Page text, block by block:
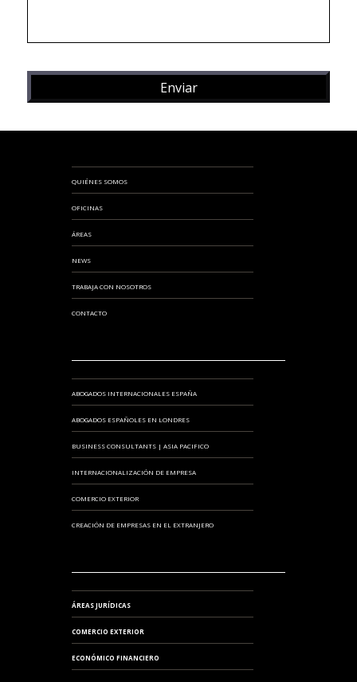
QUIÉNES SOMOS
OFICINAS
ÁREAS
NEWS
TRABAJA CON NOSOTROS
CONTACTO
ABOGADOS INTERNACIONALES ESPAÑA
ABOGADOS ESPAÑOLES EN LONDRES
BUSINESS CONSULTANTS | ASIA PACIFICO
INTERNACIONALIZACIÓN DE EMPRESA
COMERCIO EXTERIOR
CREACIÓN DE EMPRESAS EN EL EXTRANJERO
ÁREAS JURÍDICAS
COMERCIO EXTERIOR
ECONÓMICO FINANCIERO